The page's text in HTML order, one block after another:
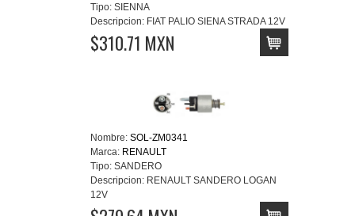
Tipo: SIENNA
Descripcion: FIAT PALIO SIENA STRADA 12V
$310.71 MXN
Nombre: SOL-ZM0341
Marca: RENAULT
Tipo: SANDERO
Descripcion: RENAULT SANDERO LOGAN
12V